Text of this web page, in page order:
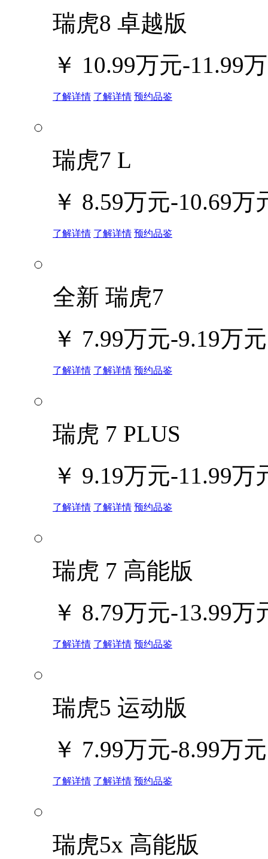
瑞虎8 卓越版
￥ 10.99万元-11.99
了解详情 了解详情 预约品鉴
瑞虎7 L
￥ 8.59万元-10.69万
了解详情 了解详情 预约品鉴
全新 瑞虎7
￥ 7.99万元-9.19万元
了解详情 了解详情 预约品鉴
瑞虎 7 PLUS
￥ 9.19万元-11.99万
了解详情 了解详情 预约品鉴
瑞虎 7 高能版
￥ 8.79万元-13.99万
了解详情 了解详情 预约品鉴
瑞虎5 运动版
￥ 7.99万元-8.99万元
了解详情 了解详情 预约品鉴
瑞虎5x 高能版